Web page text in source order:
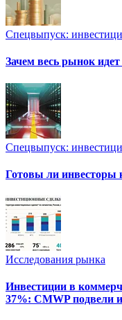
Спецвыпуск:
Зачем весь рынок
Спецвыпуск:
Готовы ли инвесторы
Исследования рынка
Инвестиции в
37%: CMWP подвели